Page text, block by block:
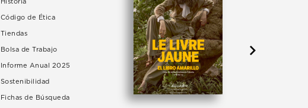
Historia
Código de Ética
Tiendas
Bolsa de Trabajo
Informe Anual 2025
Sostenibilidad
Fichas de Búsqueda